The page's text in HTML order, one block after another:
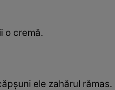
o cremă.
ele zahărul rămas.